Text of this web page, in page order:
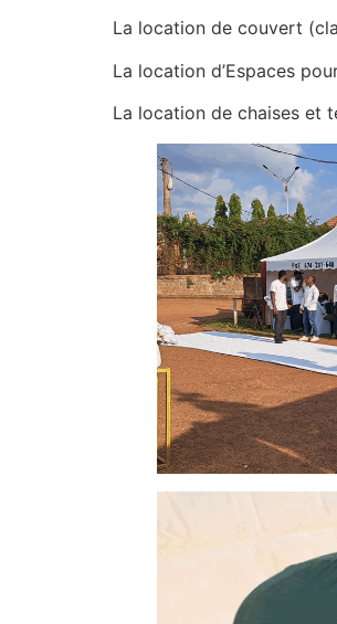
La location de couvert
La location d’Espaces
La location de chaises et